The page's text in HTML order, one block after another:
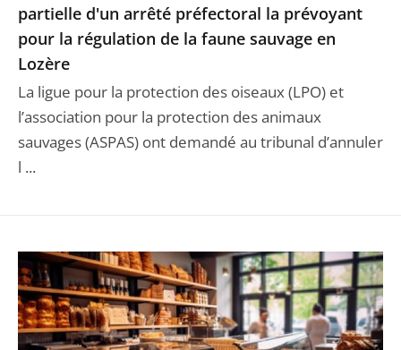
partielle d'un arrêté préfectoral la prévoyant
pour la régulation de la faune sauvage en
Lozère
La ligue pour la protection des oiseaux (LPO) et
l’association pour la protection des animaux
sauvages (ASPAS) ont demandé au tribunal d’annuler
l ...